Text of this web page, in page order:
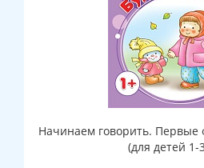
Начинаем говорить. Первые
(для детей 1-